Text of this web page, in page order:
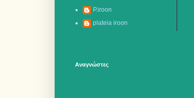
P.iroon
plateia iroon
Αναγνώστες